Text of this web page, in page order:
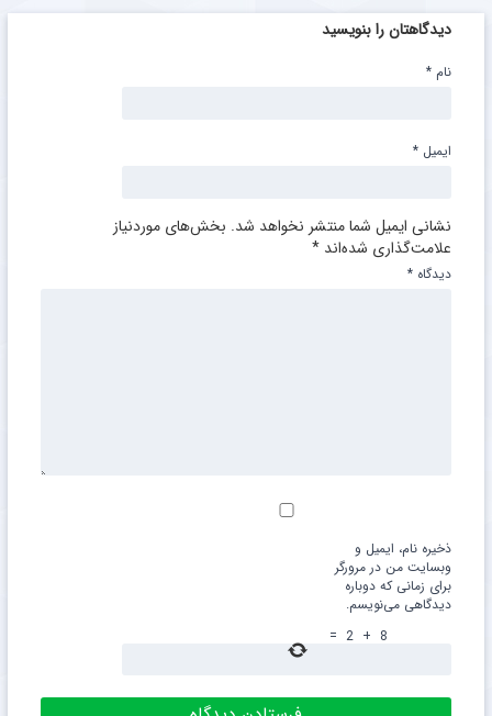
دیدگاهتان را بنویسید
نشانی ایمیل شما منتشر نخواهد شد. بخش‌های موردنیاز
علامت‌گذاری شده‌اند *
دیدگاه *
نام *
ایمیل *
ذخیره نام، ایمیل و
وبسایت من در مرورگر
برای زمانی که دوباره
دیدگاهی می‌نویسم.
8
+
2
=